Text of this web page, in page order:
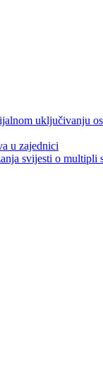
uključivanju
u zajednici
svijesti o multipli